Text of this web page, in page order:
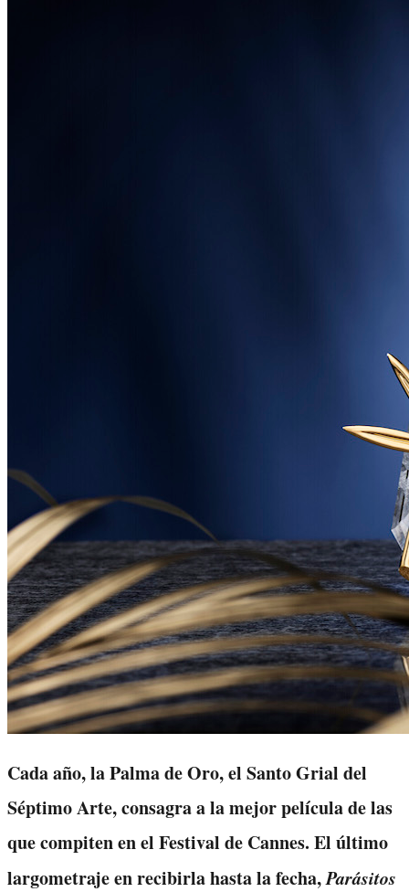
Cada año, la Palma de Oro, el Santo Grial del
Séptimo Arte, consagra a la mejor película de las
que compiten en el Festival de Cannes. El último
largometraje en recibirla hasta la fecha,Parásitos